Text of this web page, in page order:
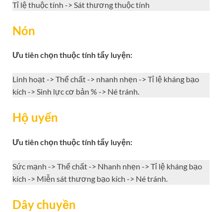
Tỉ lệ thuộc tính -> Sát thương thuộc tính
Nón
Ưu tiên chọn thuộc tính tẩy luyện:
Linh hoạt -> Thể chất -> nhanh nhẹn -> Tỉ lệ kháng bạo
kích -> Sinh lực cơ bản % -> Né tránh.
Hộ uyển
Ưu tiên chọn thuộc tính tẩy luyện:
Sức mạnh -> Thể chất -> Nhanh nhẹn -> Tỉ lệ kháng bạo
kích -> Miễn sát thương bạo kích -> Né tránh.
Dây chuyền